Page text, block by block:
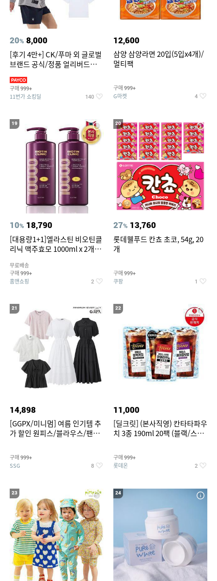
20% 8,000
[후기 4만+] CK/푸마 외 글로벌
브랜드 공식/정품 얼리버드
구매 999+
11번가 쇼킹딜 140
12,600
삼양 삼양라면 20입(5입x4개)/
멀티팩
구매 999+
G마켓 4
19
10% 18,790
[대용량1+1]엘라스틴 비오틴클
리닉 맥주효모 1000ml x 2개
무료배송
구매 999+
홈앤쇼핑 2
20
27% 13,760
롯데웰푸드 칸쵸 초코, 54g, 20
개
구매 999+
쿠팡 1
21
14,898
[GGPX/미니멈] 여름 인기템 추
가 할인 원피스/블라우스/팬츠
구매 999+
SSG 8
22
11,000
[딜크릿] (본사직영) 칸타타파우
치 3종 190ml 20팩 (블랙/스위
구매 999+
롯데온 2
23 24